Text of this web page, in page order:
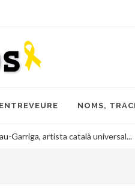
ENTREVEURE NOMS,
Garriga, artista català universal...